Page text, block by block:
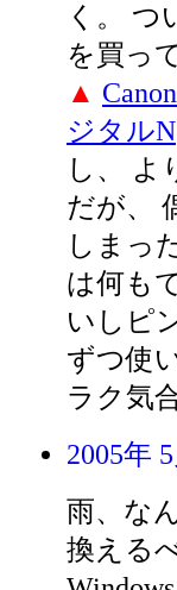
く。 つ
を買っ
▲
ジタルN
し、 よ
だが、
しまっ
は何も
いしピ
ずつ使
ラク気
2005年
雨、な
換える